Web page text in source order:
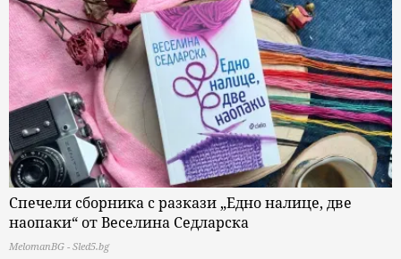
Спечели сборника с разкази „Едно налице, две
наопаки“ от Веселина Седларска
MelomanBG - Sled5.bg